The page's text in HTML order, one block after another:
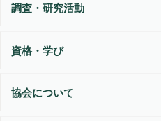
調査・研究活動
資格・学び
協会について